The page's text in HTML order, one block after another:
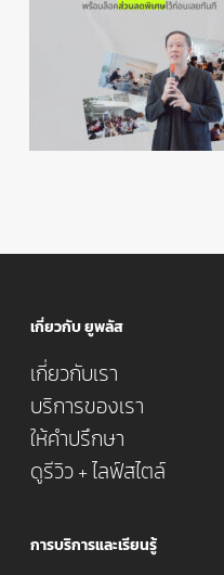
เกี่ยวกับ ยูพลัส
เกี่ยวกับเรา
บริการของเรา
ให้คำปรึกษา
ดูรีวิว + ไลฟ์สไตล์
การบริการและเรียนรู้